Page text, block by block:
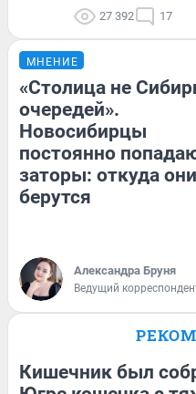
27 392 17
МНЕНИЕ
«Столица не
очередей».
Новосибирцы
постоянно
заторы: откуда они
берутся
Александра Бруня
Ведущий
Кишечник был